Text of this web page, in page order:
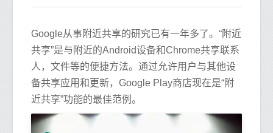
Google从事附近共享的研究已有一年多了。“附近
共享”是与附近的Android设备和Chrome共享联系
人，文件等的便捷方法。通过允许用户与其他设
备共享应用和更新，Google Play商店现在是“附
近共享”功能的最佳范例。